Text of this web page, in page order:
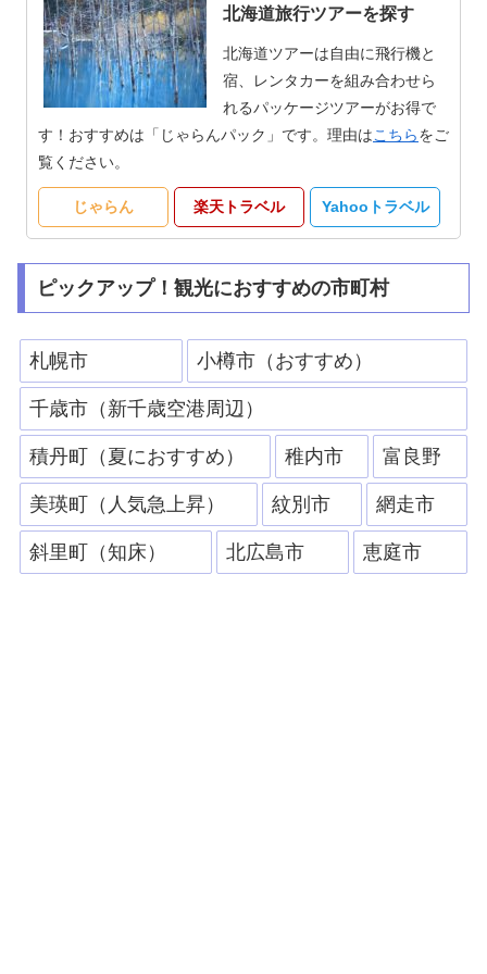
北海道旅行ツアーを探す
北海道ツアーは自由に飛行機と
宿、レンタカーを組み合わせら
れるパッケージツアーがお得で
す！おすすめは「じゃらんパック」です。理由はこちらをご
覧ください。
じゃらん 楽天トラベル Yahooトラベル
ピックアップ！観光におすすめの市町村
札幌市 小樽市（おすすめ）
千歳市（新千歳空港周辺）
積丹町（夏におすすめ） 稚内市 富良野
美瑛町（人気急上昇） 紋別市 網走市
斜里町（知床） 北広島市 恵庭市